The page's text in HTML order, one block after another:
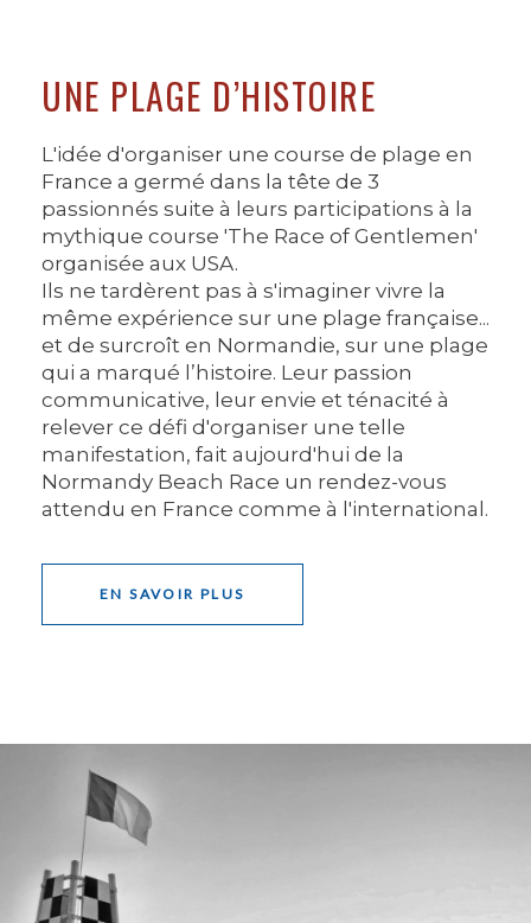
UNE PLAGE D’HISTOIRE
L'idée d'organiser une course de plage en
France a germé dans la tête de 3
passionnés suite à leurs participations à la
mythique course 'The Race of Gentlemen'
organisée aux USA.
Ils ne tardèrent pas à s'imaginer vivre la
même expérience sur une plage française...
et de surcroît en Normandie, sur une plage
qui a marqué l’histoire. Leur passion
communicative, leur envie et ténacité à
relever ce défi d'organiser une telle
manifestation, fait aujourd'hui de la
Normandy Beach Race un rendez-vous
attendu en France comme à l'international.
EN SAVOIR PLUS